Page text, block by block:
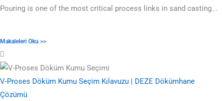
Pouring is one of the most critical process links in sand casting...
Makaleleri Oku >>
V-Proses Döküm Kumu Seçim Kılavuzu | DEZE Dökümhane
Çözümü